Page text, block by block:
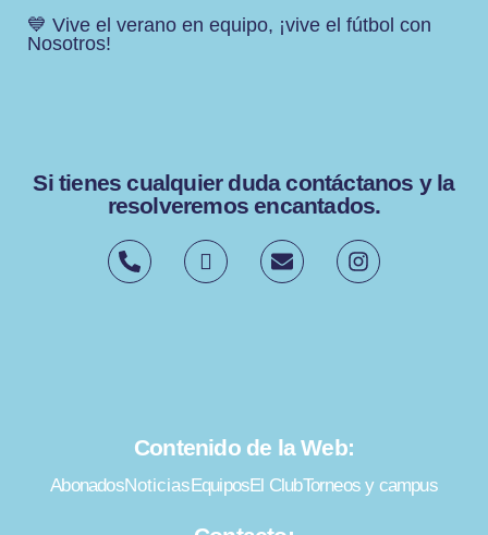
💙 Vive el verano en equipo, ¡vive el fútbol con
Nosotros!
Si tienes cualquier duda contáctanos y la
resolveremos encantados.
Contenido de la Web:
AbonadosNoticiasEquiposEl ClubTorneos y campus